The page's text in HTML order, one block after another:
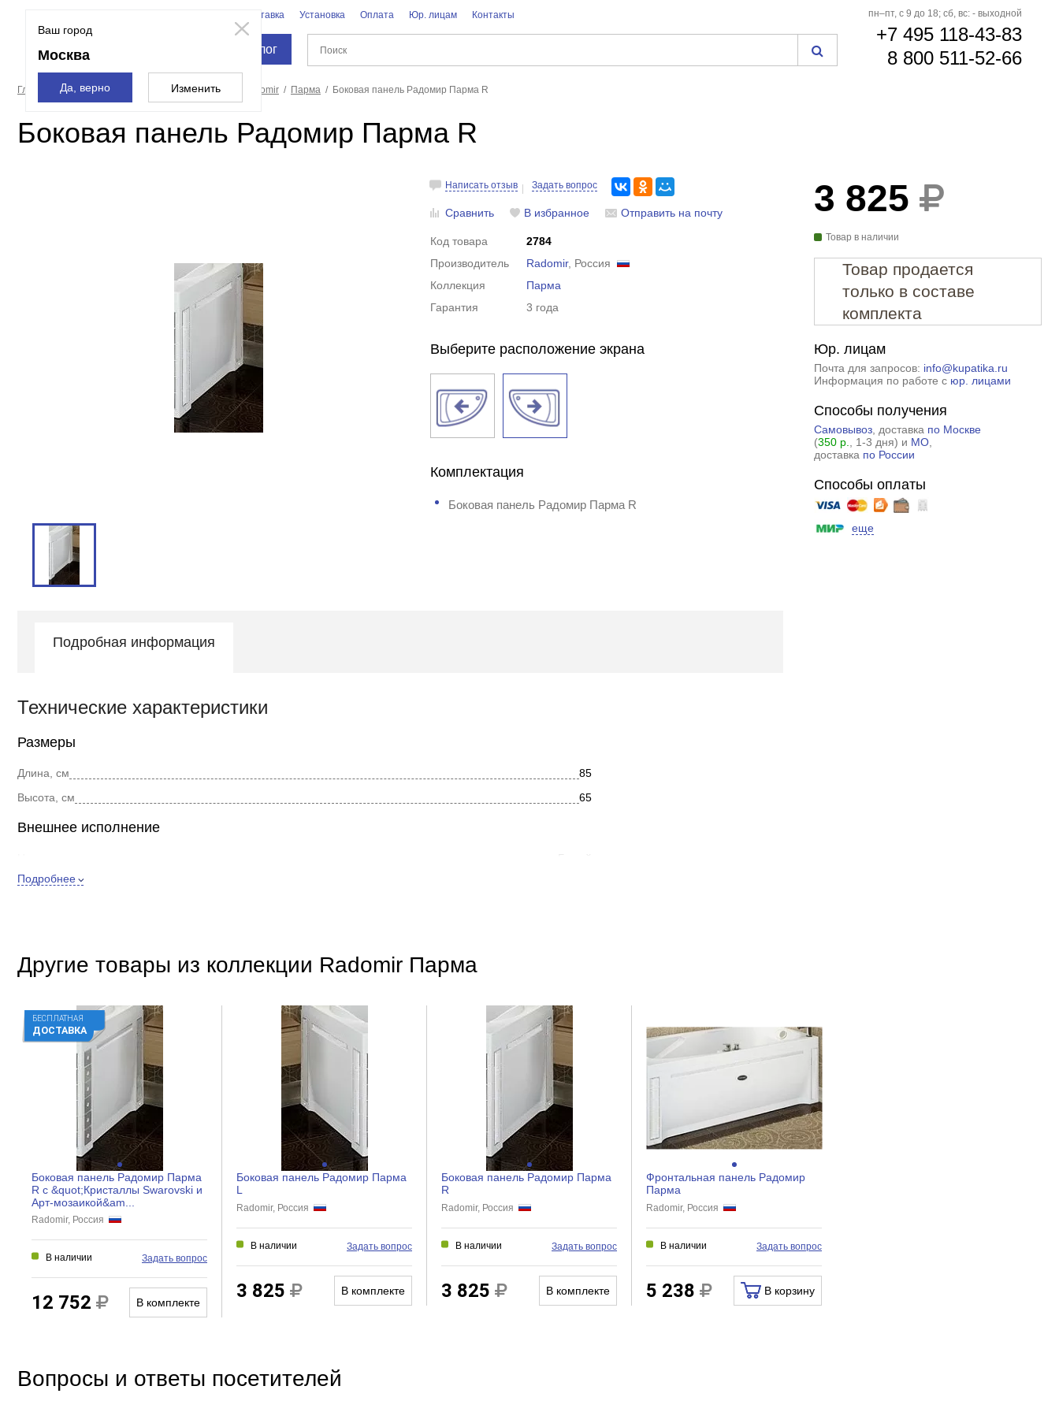
Ваш город
Москва
Да, верно Изменить
Доставка Установка Оплата Юр. лицам Контакты
Каталог
пн–пт, с 9 до 18; сб, вс: - выходной
+7 495 118-43-83
8 800 511-52-66
Главная страница Экраны для ванн Radomir Парма Боковая панель Радомир Парма R
Боковая панель Радомир Парма R
Написать отзыв Задать вопрос
Сравнить В избранное Отправить на почту
Код товара
2784
Производитель
Radomir, Россия
Коллекция
Парма
Гарантия
3 года
Выберите расположение экрана
Комплектация
Боковая панель Радомир Парма R
3 825
Товар в наличии
Товар продается
только в составе
комплекта
Юр. лицам
Почта для запросов: info@kupatika.ru
Информация по работе с юр. лицами
Способы получения
Самовывоз, доставка по Москве
(350 р. , 1-3 дня) и МО,
доставка по России
Способы оплаты
еще
Подробная информация
Технические характеристики
Размеры
Длина, см
85
Высота, см
65
Внешнее исполнение
Форма
Дополнительно
Расположение
Боковое
Регулировка высоты
Регулировка ширины
Нет
Расположение экрана
Правый угол
Подробнее
Другие товары из коллекции Radomir Парма
БЕСПЛАТНАЯ
ДОСТАВКА
Боковая панель Радомир Парма
R c &quot;Кристаллы Swarovski и
Арт-мозаикой&am...
Radomir, Россия
В наличии Задать вопрос
12 752 В комплекте
Боковая панель Радомир Парма
L
Radomir, Россия
В наличии Задать вопрос
3 825 В комплекте
Боковая панель Радомир Парма
R
Radomir, Россия
В наличии Задать вопрос
3 825 В комплекте
Фронтальная панель Радомир
Парма
Radomir, Россия
В наличии Задать вопрос
5 238 В корзину
Вопросы и ответы посетителей